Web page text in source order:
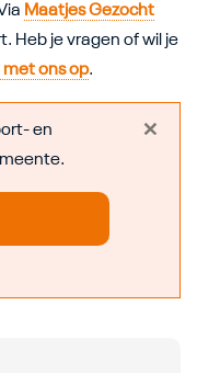
Maatjes Gezocht
Heb je vragen of wil je
ons op.
×
en